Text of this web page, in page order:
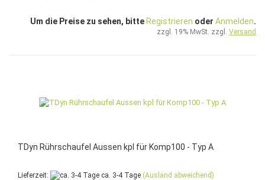
Um die Preise zu sehen, bitte Registrieren oder Anmelden.
zzgl. 19% MwSt. zzgl. Versand
TDyn Rührschaufel Aussen kpl für Komp100 - Typ A
Lieferzeit: ca. 3-4 Tage (Ausland abweichend)